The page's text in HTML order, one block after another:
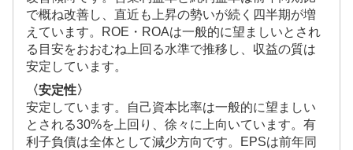
で概ね改善し、直近も上昇の勢いが続く四半期が増
えています。ROE・ROAは一般的に望ましいとされ
る目安をおおむね上回る水準で推移し、収益の質は
安定しています。
〈安定性〉
安定しています。自己資本比率は一般的に望ましい
とされる30%を上回り、徐々に上向いています。有
利子負債は全体として減少方向です。EPSは前年同